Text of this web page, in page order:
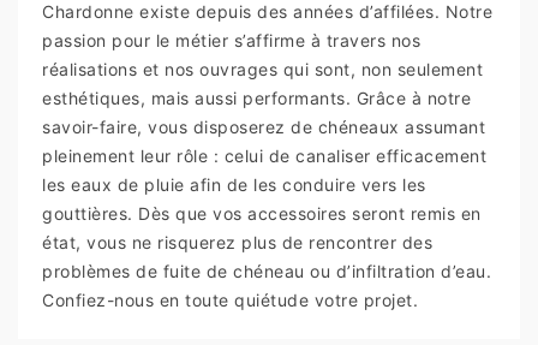
Chardonne existe depuis des années d’affilées. Notre
passion pour le métier s’affirme à travers nos
réalisations et nos ouvrages qui sont, non seulement
esthétiques, mais aussi performants. Grâce à notre
savoir-faire, vous disposerez de chéneaux assumant
pleinement leur rôle : celui de canaliser efficacement
les eaux de pluie afin de les conduire vers les
gouttières. Dès que vos accessoires seront remis en
état, vous ne risquerez plus de rencontrer des
problèmes de fuite de chéneau ou d’infiltration d’eau.
Confiez-nous en toute quiétude votre projet.